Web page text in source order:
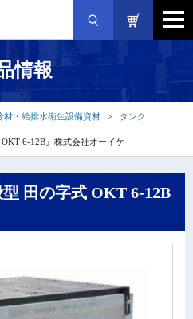
情報
材・給排水衛生設備資材
タンク
6-12B』株式会社オーイケ
田の字式 OKT 6-12B